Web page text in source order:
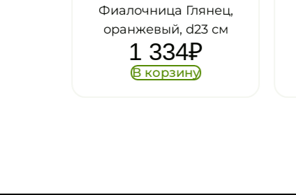
Фиалочница Глянец,
оранжевый, d23 см
1 334₽
В корзину